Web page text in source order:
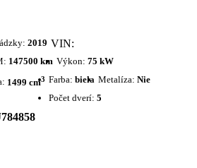
2019
147500 km Výkon: 75 kW
1499 cm3 Farba: biela Metalíza: Nie
Počet dverí: 5
VIN: